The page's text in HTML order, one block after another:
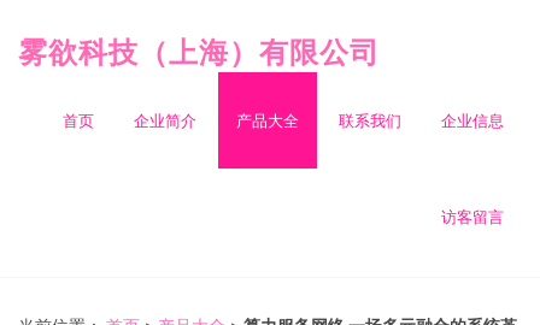
雾欲科技（上海）有限公司
首页 企业简介 产品大全 联系我们 企业信息
访客留言